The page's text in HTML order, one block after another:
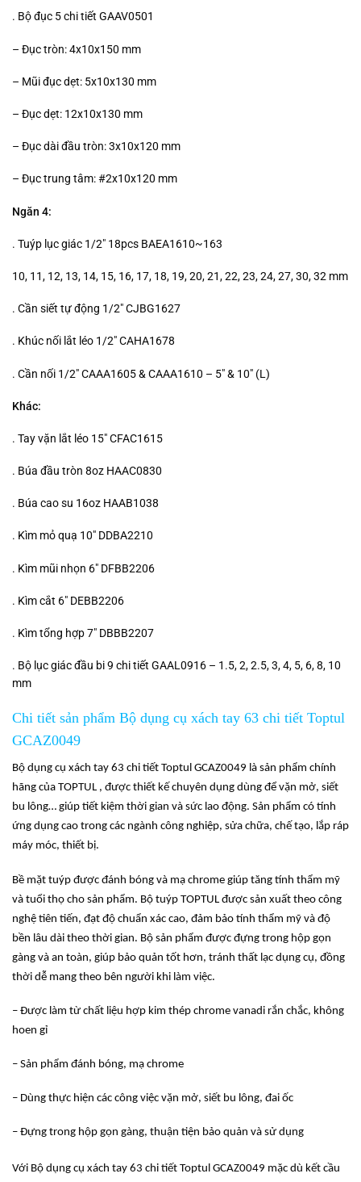
. Bộ đục 5 chi tiết GAAV0501
– Đục tròn: 4x10x150 mm
– Mũi đục dẹt: 5x10x130 mm
– Đục dẹt: 12x10x130 mm
– Đục dài đầu tròn: 3x10x120 mm
– Đục trung tâm: #2x10x120 mm
Ngăn 4:
. Tuýp lục giác 1/2″ 18pcs BAEA1610~163
10, 11, 12, 13, 14, 15, 16, 17, 18, 19, 20, 21, 22, 23, 24, 27, 30, 32 mm
. Cần siết tự động 1/2″ CJBG1627
. Khúc nối lắt léo 1/2″ CAHA1678
. Cần nối 1/2″ CAAA1605 & CAAA1610 – 5″ & 10″ (L)
Khác:
. Tay vặn lắt léo 15″ CFAC1615
. Búa đầu tròn 8oz HAAC0830
. Búa cao su 16oz HAAB1038
. Kìm mỏ quạ 10″ DDBA2210
. Kìm mũi nhọn 6″ DFBB2206
. Kìm cắt 6″ DEBB2206
. Kìm tổng hợp 7″ DBBB2207
. Bộ lục giác đầu bi 9 chi tiết GAAL0916 – 1.5, 2, 2.5, 3, 4, 5, 6, 8, 10
mm
Chi tiết sản phẩm Bộ dụng cụ xách tay 63 chi tiết Toptul
GCAZ0049
Bộ dụng cụ xách tay 63 chi tiết Toptul GCAZ0049 là sản phẩm chính
hãng của TOPTUL , được thiết kế chuyên dụng dùng để vặn mở, siết
bu lông… giúp tiết kiệm thời gian và sức lao động. Sản phẩm có tính
ứng dụng cao trong các ngành công nghiệp, sửa chữa, chế tạo, lắp ráp
máy móc, thiết bị.
Bề mặt tuýp được đánh bóng và mạ chrome giúp tăng tính thẩm mỹ
và tuổi thọ cho sản phẩm. Bộ tuýp TOPTUL được sản xuất theo công
nghệ tiên tiến, đạt độ chuẩn xác cao, đảm bảo tính thẩm mỹ và độ
bền lâu dài theo thời gian. Bộ sản phẩm được đựng trong hộp gọn
gàng và an toàn, giúp bảo quản tốt hơn, tránh thất lạc dụng cụ, đồng
thời dễ mang theo bên người khi làm việc.
– Được làm từ chất liệu hợp kim thép chrome vanadi rắn chắc, không
hoen gỉ
– Sản phẩm đánh bóng, mạ chrome
– Dùng thực hiện các công việc vặn mở, siết bu lông, đai ốc
– Đựng trong hộp gọn gàng, thuận tiện bảo quản và sử dụng
Với Bộ dụng cụ xách tay 63 chi tiết Toptul GCAZ0049 mặc dù kết cầu